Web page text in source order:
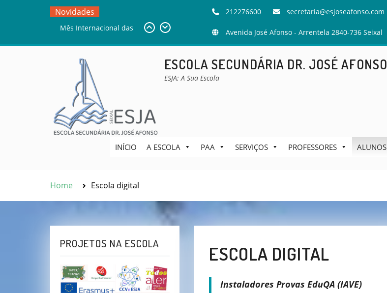
Novidades
DESAFIO BEBRAS
Bibliotecas Escolares –
212276600 secretaria@esjoseafonso.com
Avenida José Afonso - Arrentela 2840-736 Seixal
ESCOLA SECUNDÁRIA DR. JOSÉ AFONSO
ESJA: A Sua Escola
INÍCIO A ESCOLA PAA SERVIÇOS PROFESSORES ALUNOS
Home Escola digital
ESCOLA DIGITAL
Instaladores Provas EduQA (IAVE)
PROJETOS NA ESCOLA